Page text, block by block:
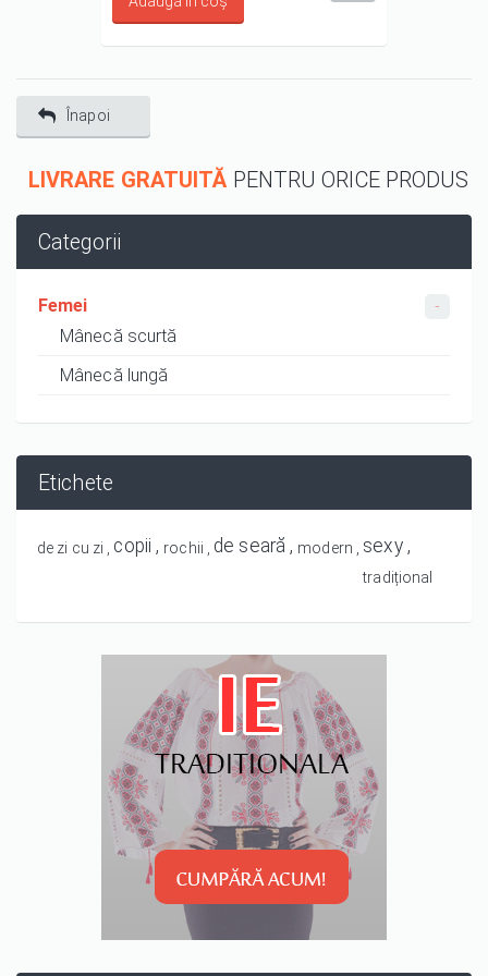
Înapoi
LIVRARE GRATUITĂ PENTRU ORICE PRODUS
Categorii
Femei
Mânecă scurtă
Mânecă lungă
Etichete
de zi cu zi copii rochii de seară modern sexy
tradițional